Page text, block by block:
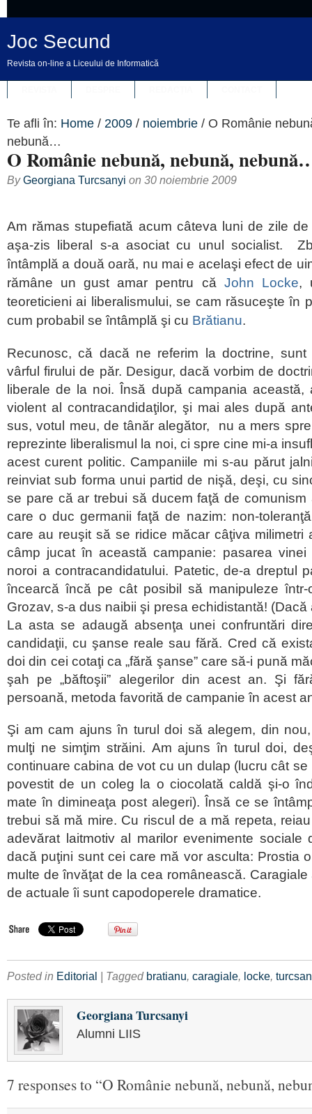
Joc Secund
Revista on-line a Liceului de Informatică
Te afli în: Home / 2009 / noiembrie / O Românie
nebună…
O Românie nebună, nebună,
ByGeorgiana Turcsanyi on 30 noiembrie 2009
Am rămas stupefiată acum câteva luni de zile
aşa-zis liberal s-a asociat cu unul socialist.
întâmplă a două oară, nu mai e acelaşi efect de
rămâne un gust amar pentru că John Locke,
teoreticieni ai liberalismului, se cam răsuceşte în
cum probabil se întâmplă şi cu Brătianu.
Recunosc, că dacă ne referim la doctrine,
vârful firului de păr. Desigur, dacă vorbim de
liberale de la noi. Însă după campania această,
violent al contracandidaţilor, şi mai ales după
sus, votul meu, de tânăr alegător, nu a mers
reprezinte liberalismul la noi, ci spre cine mi-a
acest curent politic. Campaniile mi s-au părut
reinviat sub forma unui partid de nişă, deşi, cu
se pare că ar trebui să ducem faţă de comunism
care o duc germanii faţă de nazim: non-
care au reuşit să se ridice măcar câţiva milimetri
câmp jucat în această campanie: pasarea
noroi a contracandidatului. Patetic, de-a dreptul
încearcă încă pe cât posibil să manipuleze
Grozav, s-a dus naibii şi presa echidistantă!
La asta se adaugă absenţa unei confruntări
candidaţii, cu şanse reale sau fără. Cred că
doi din cei cotaţi ca „fără şanse” care să-i pună
şah pe „băftoşii” alegerilor din acest an. Şi
persoană, metoda favorită de campanie în acest
Şi am cam ajuns în turul doi să alegem, din
mulţi ne simţim străini. Am ajuns în turul doi,
continuare cabina de vot cu un dulap (lucru cât
povestit de un coleg la o ciocolată caldă şi-o
mate în dimineaţa post alegeri). Însă ce se
trebui să mă mire. Cu riscul de a mă repeta,
adevărat laitmotiv al marilor evenimente sociale
dacă puţini sunt cei care mă vor asculta: Prostia
multe de învăţat de la cea românească.
de actuale îi sunt capodoperele dramatice.
Posted in Editorial | Tagged bratianu, caragiale, locke,
Georgiana Turcsanyi
Alumni LIIS
7 responses to “O Românie nebună, nebună,